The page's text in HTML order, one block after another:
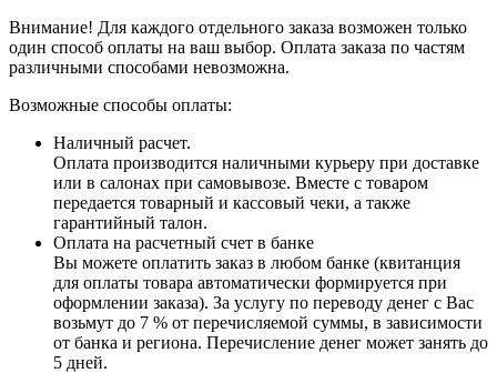
Внимание! Для каждого отдельного заказа возможен только
один способ оплаты на ваш выбор. Оплата заказа по частям
различными способами невозможна.
Возможные способы оплаты:
Наличный расчет.
Оплата производится наличными курьеру при доставке
или в салонах при самовывозе. Вместе с товаром
передается товарный и кассовый чеки, а также
гарантийный талон.
Оплата на расчетный счет в банке
Вы можете оплатить заказ в любом банке (квитанция
для оплаты товара автоматически формируется при
оформлении заказа). За услугу по переводу денег с Вас
возьмут до 7 % от перечисляемой суммы, в зависимости
от банка и региона. Перечисление денег может занять до
5 дней.